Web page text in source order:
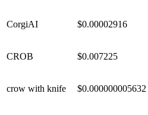
CorgiAI $0.00002916
CROB $0.007225
crow with knife $0.000000005632